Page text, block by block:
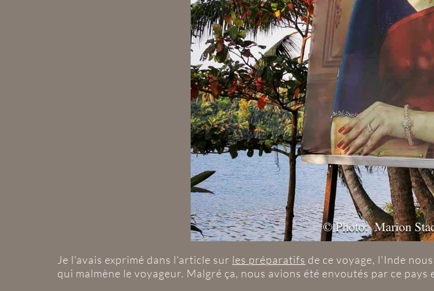
Je l'avais exprimé dans l'article sur les préparatifs de ce voyage, l'Inde
qui malmène le voyageur. Malgré ça, nous avions été envoutés par ce